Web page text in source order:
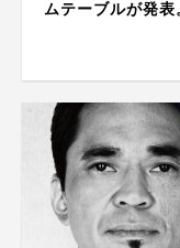
ムテーブルが発